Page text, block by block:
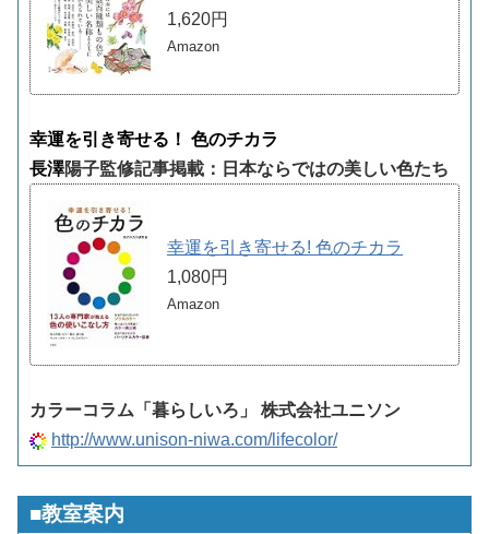
1,620円
Amazon
幸運を引き寄せる！ 色のチカラ
長澤陽子監修記事掲載：日本ならではの美しい色たち
幸運を引き寄せる! 色のチカラ
1,080円
Amazon
カラーコラム「暮らしいろ」 株式会社ユニソン
http://www.unison-niwa.com/lifecolor/
■教室案内